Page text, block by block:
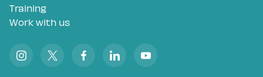
Training
Work with us